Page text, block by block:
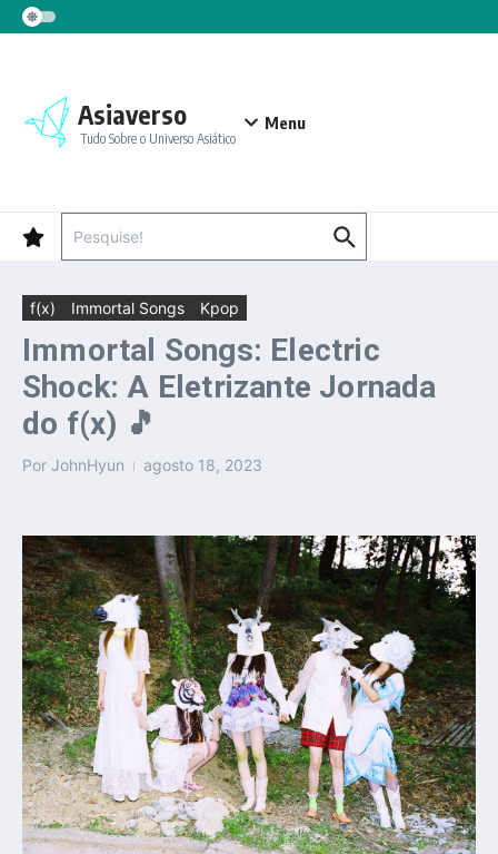
Ir para o conteúdo
Asiaverso
Tudo Sobre o Universo Asiático
Menu
f(x) Immortal Songs Kpop
Immortal Songs: Electric
Shock: A Eletrizante Jornada
do f(x) 🎵
Por JohnHyun agosto 18, 2023